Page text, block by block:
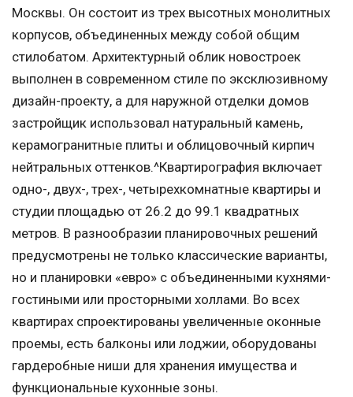
Москвы. Он состоит из трех высотных монолитных
корпусов, объединенных между собой общим
стилобатом. Архитектурный облик новостроек
выполнен в современном стиле по эксклюзивному
дизайн-проекту, а для наружной отделки домов
застройщик использовал натуральный камень,
керамогранитные плиты и облицовочный кирпич
нейтральных оттенков.^Квартирография включает
одно-, двух-, трех-, четырехкомнатные квартиры и
студии площадью от 26.2 до 99.1 квадратных
метров. В разнообразии планировочных решений
предусмотрены не только классические варианты,
но и планировки «евро» с объединенными кухнями-
гостиными или просторными холлами. Во всех
квартирах спроектированы увеличенные оконные
проемы, есть балконы или лоджии, оборудованы
гардеробные ниши для хранения имущества и
функциональные кухонные зоны.